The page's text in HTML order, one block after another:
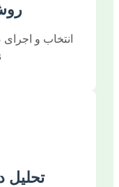
انتخاب و
تحلیل